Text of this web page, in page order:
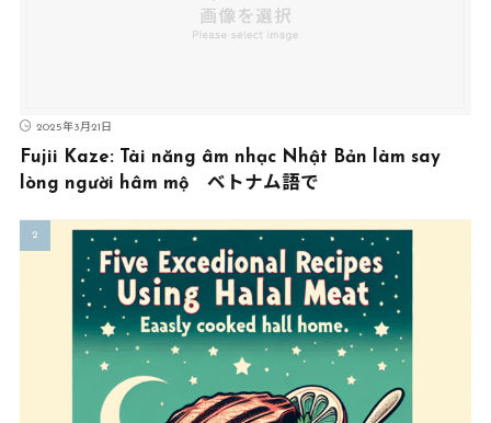
2025年3月21日
Fujii Kaze: Tài năng âm nhạc Nhật Bản làm say
lòng người hâm mộ ベトナム語で